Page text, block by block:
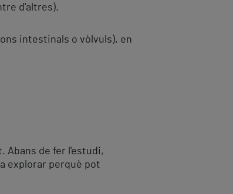
d'altres).
intestinals o vòlvuls), en
Abans de fer l'estudi,
explorar perquè pot